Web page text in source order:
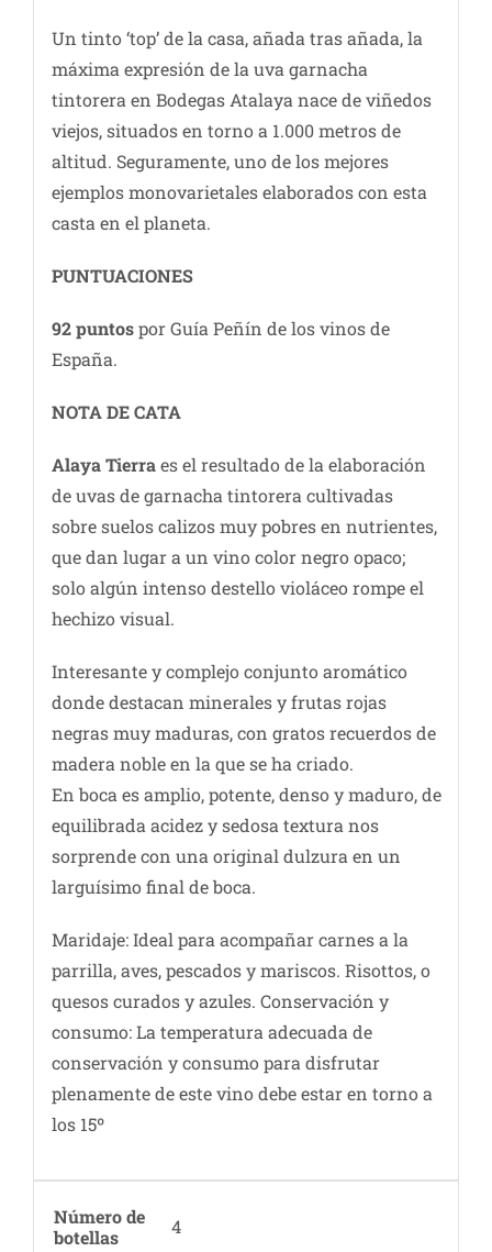
Un tinto ‘top’ de la casa, añada tras añada, la
máxima expresión de la uva garnacha
tintorera en Bodegas Atalaya nace de viñedos
viejos, situados en torno a 1.000 metros de
altitud. Seguramente, uno de los mejores
ejemplos monovarietales elaborados con esta
casta en el planeta.
PUNTUACIONES
92 puntospor Guía Peñín de los vinos de
España.
NOTA DE CATA
Alaya Tierraes el resultado de la elaboración
de uvas de garnacha tintorera cultivadas
sobre suelos calizos muy pobres en nutrientes,
que dan lugar a un vino color negro opaco;
solo algún intenso destello violáceo rompe el
hechizo visual.
Interesante y complejo conjunto aromático
donde destacan minerales y frutas rojas
negras muy maduras, con gratos recuerdos de
madera noble en la que se ha criado.
En boca es amplio, potente, denso y maduro, de
equilibrada acidez y sedosa textura nos
sorprende con una original dulzura en un
larguísimo final de boca.
Maridaje: Ideal para acompañar carnes a la
parrilla, aves, pescados y mariscos. Risottos, o
quesos curados y azules. Conservación y
consumo: La temperatura adecuada de
conservación y consumo para disfrutar
plenamente de este vino debe estar en torno a
los 15º
Número de
botellas
4